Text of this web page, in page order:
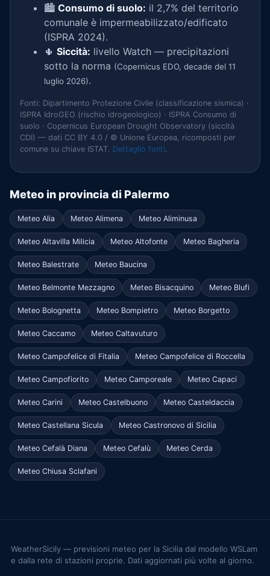
🏙️ Consumo di suolo: il 2,7% del territorio
comunale è impermeabilizzato/edificato
(ISPRA 2024).
🌵 Siccità: livello Watch — precipitazioni
sotto la norma (Copernicus EDO, decade del 11
luglio 2026).
Fonti: Dipartimento Protezione Civile (classificazione sismica) ·
ISPRA IdroGEO (rischio idrogeologico) · ISPRA Consumo di
suolo · Copernicus European Drought Observatory (siccità
CDI) — dati CC BY 4.0 / © Unione Europea, ricomposti per
comune su chiave ISTAT. Dettaglio fonti.
Meteo in provincia di Palermo
Meteo Alia Meteo Alimena Meteo Aliminusa
Meteo Altavilla Milicia Meteo Altofonte Meteo Bagheria
Meteo Balestrate Meteo Baucina
Meteo Belmonte Mezzagno Meteo Bisacquino Meteo Blufi
Meteo Bolognetta Meteo Bompietro Meteo Borgetto
Meteo Caccamo Meteo Caltavuturo
Meteo Campofelice di Fitalia Meteo Campofelice di Roccella
Meteo Campofiorito Meteo Camporeale Meteo Capaci
Meteo Carini Meteo Castelbuono Meteo Casteldaccia
Meteo Castellana Sicula Meteo Castronovo di Sicilia
Meteo Cefalà Diana Meteo Cefalù Meteo Cerda
Meteo Chiusa Sclafani
WeatherSicily — previsioni meteo per la Sicilia dal modello WSLam
e dalla rete di stazioni proprie. Dati aggiornati più volte al giorno.